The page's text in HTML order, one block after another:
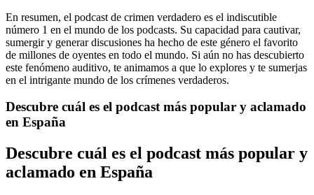
En resumen, el podcast de crimen verdadero es el indiscutible
número 1 en el mundo de los podcasts. Su capacidad para cautivar,
sumergir y generar discusiones ha hecho de este género el favorito
de millones de oyentes en todo el mundo. Si aún no has descubierto
este fenómeno auditivo, te animamos a que lo explores y te sumerjas
en el intrigante mundo de los crímenes verdaderos.
Descubre cuál es el podcast más popular y aclamado
en España
Descubre cuál es el podcast más popular y
aclamado en España